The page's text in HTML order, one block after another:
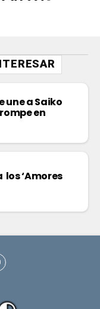
une a Saiko
en
‘Amores